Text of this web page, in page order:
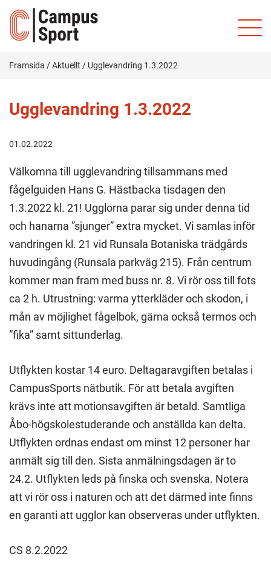
Framsida /Aktuellt / Ugglevandring 1.3.2022
Ugglevandring 1.3.2022
01.02.2022
Välkomna till ugglevandring tillsammans med
fågelguiden Hans G. Hästbacka tisdagen den
1.3.2022 kl. 21! Ugglorna parar sig under denna tid
och hanarna ”sjunger” extra mycket. Vi samlas inför
vandringen kl. 21 vid Runsala Botaniska trädgårds
huvudingång (Runsala parkväg 215). Från centrum
kommer man fram med buss nr. 8. Vi rör oss till fots
ca 2 h. Utrustning: varma ytterkläder och skodon, i
mån av möjlighet fågelbok, gärna också termos och
”fika” samt sittunderlag.
Utflykten kostar 14 euro. Deltagaravgiften betalas i
CampusSports nätbutik. För att betala avgiften
krävs inte att motionsavgiften är betald. Samtliga
Åbo-högskolestuderande och anställda kan delta.
Utflykten ordnas endast om minst 12 personer har
anmält sig till den. Sista anmälningsdagen är to
24.2. Utflykten leds på finska och svenska. Notera
att vi rör oss i naturen och att det därmed inte finns
en garanti att ugglor kan observeras under utflykten.
CS 8.2.2022